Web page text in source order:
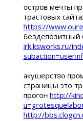
остров мечты
трастовых
https://
бездепозитный
irk.ksworks.ru/
акушерство
страницы это
прогон http://
http://